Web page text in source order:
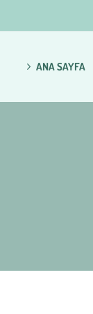
ANA SAYFA